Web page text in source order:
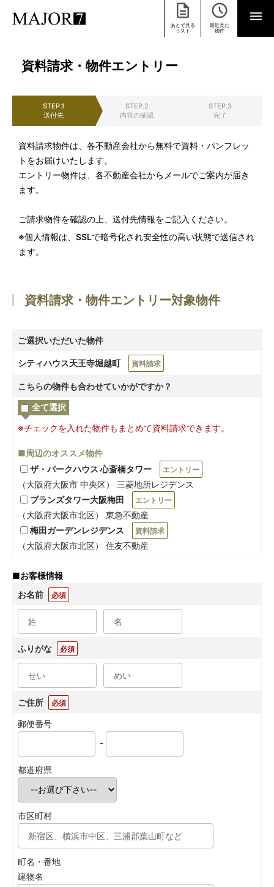
あとで見る
リスト
最近見た
物件
資料請求・物件エントリー
STEP.1
送付先
STEP.2
内容の確認
STEP.3
完了
資料請求物件は、各不動産会社から無料で資料・パンフレッ
トをお届けいたします。
エントリー物件は、各不動産会社からメールでご案内が届き
ます。
ご請求物件を確認の上、送付先情報をご記入ください。
※個人情報は、SSLで暗号化され安全性の高い状態で送信され
ます。
資料請求・物件エントリー対象物件
ご選択いただいた物件
シティハウス天王寺堀越町 資料請求
こちらの物件も合わせていかがですか？
全て選択
※チェックを入れた物件もまとめて資料請求できます。
■周辺のオススメ物件
ザ・パークハウス 心斎橋タワー
エントリー
（大阪府大阪市 中央区） 三菱地所レジデンス
ブランズタワー大阪梅田
エントリー
（大阪府大阪市北区） 東急不動産
梅田ガーデンレジデンス
資料請求
（大阪府大阪市北区） 住友不動産
■お客様情報
お名前
必須
ふりがな 必須
ご住所 必須
郵便番号
-
都道府県
市区町村
町名・番地
建物名